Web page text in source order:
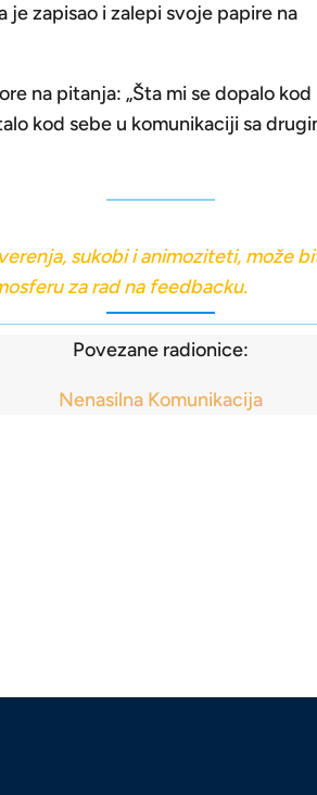
je zapisao i zalepi svoje papire na
na pitanja: „Šta mi se dopalo kod
kod sebe u komunikaciji sa
sukobi i animoziteti, može
za rad na feedbacku.
Povezane radionice:
Nenasilna Komunikacija